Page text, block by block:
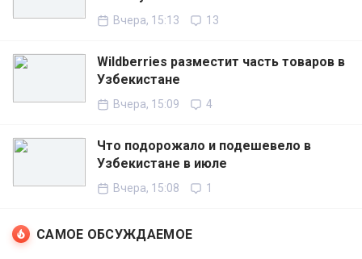
Вчера, 15:13 13
Wildberries разместит часть товаров в
Узбекистане
Вчера, 15:09 4
Что подорожало и подешевело в
Узбекистане в июле
Вчера, 15:08 1
САМОЕ ОБСУЖДАЕМОЕ